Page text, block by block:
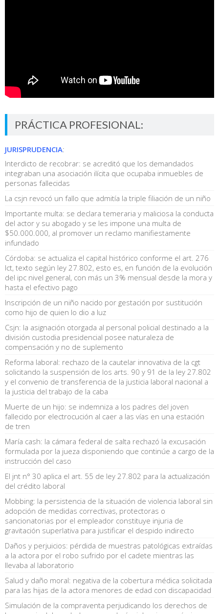
PRÁCTICA PROFESIONAL:
JURISPRUDENCIA:
Interdicto de recobrar: se acreditó que los demandados
integraban una asociación ilícita que ocupaba inmuebles de
personas fallecidas
La csjn revocó un fallo que admitía la triple filiación de un niño
Importante multa: se declara temeraria y maliciosa la conducta
del actor y su abogado y se les impone una multa de
$50.000.000, al promover un reclamo manifiestamente
infundado
Córdoba: se actualiza el capital histórico conforme el art. 276
lct, texto según ley 27.802, esto es, en función de la evolución
del ipc nivel general, con más un 3% mensual desde la mora y
hasta el efectivo pago
Inscripción de un niño nacido por gestación por sustitución
como hijo de quien lo dio a luz
Csjn: la asignación otorgada al personal policial destinado a la
división custodia presidencial posee naturaleza de
compensación y no de suplemento
Reforma laboral: rechazo de la cautelar innovativa de la cgt
solicitando la suspensión de los arts. 90 y 91 de la ley 27.802
y el convenio de transferencia de la justicia laboral nacional a
la justicia del trabajo de la caba
Muerte de un hijo: se indemniza a los padres del joven
fallecido por electrocución al caer a las vías en una estación
de tren
María cash: la cámara federal de salta rechazó la excusación
formulada por la jueza disponiendo que continúe a cargo de la
instrucción del caso
El jnt n° 30 aplica el art. 55 de ley 27.802 para la actualización
del crédito laboral
Mobbing: la persistencia de la situación de violencia laboral sin
adopción de medidas correctivas, protectoras o
sancionatorias por el empleador constituye injuria de
gravitación superlativa para justificar el despido indirecto
Daños y perjuicios: pérdida de muestras patológicas extraídas
a la actora por el robo sufrido por el cadete mientras las
llevaba al laboratorio
Salud y daño moral: negativa de la cobertura médica solicitada
para las hijas de la actora menores de edad con discapacidad
Simulación de la compraventa perjudicando los derechos de